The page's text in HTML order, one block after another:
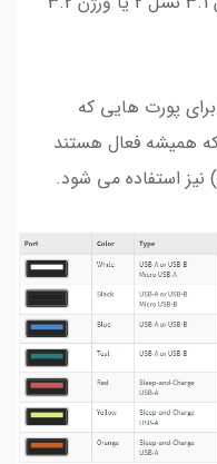
پورت هایی که
همیشه فعال هستند
استفاده می شود.